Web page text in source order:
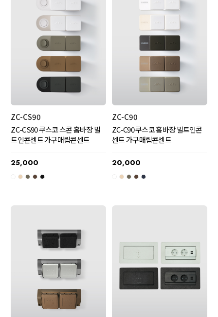
ZC-CS90
ZC-CS90 쿠스코 스콘 홈바장 빌
트인콘센트 가구매립콘센트
25,000
ZC-C90
ZC-C90 쿠스코 홈바장 빌트인콘
센트 가구매립콘센트
20,000